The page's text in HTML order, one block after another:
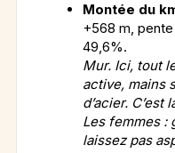
Montée du
+568 m,
49,6%.
Mur. Ici, tout
active, mains
d’acier.
Les femmes :
laissez pas